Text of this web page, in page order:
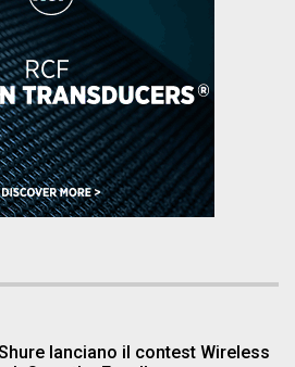
lanciano il contest Wireless